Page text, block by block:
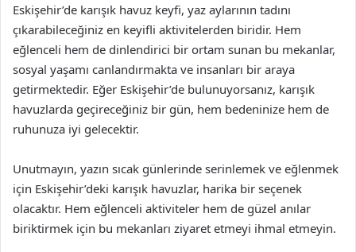
Eskişehir’de karışık havuz keyfi, yaz aylarının tadını
çıkarabileceğiniz en keyifli aktivitelerden biridir. Hem
eğlenceli hem de dinlendirici bir ortam sunan bu mekanlar,
sosyal yaşamı canlandırmakta ve insanları bir araya
getirmektedir. Eğer Eskişehir’de bulunuyorsanız, karışık
havuzlarda geçireceğiniz bir gün, hem bedeninize hem de
ruhunuza iyi gelecektir.
Unutmayın, yazın sıcak günlerinde serinlemek ve eğlenmek
için Eskişehir’deki karışık havuzlar, harika bir seçenek
olacaktır. Hem eğlenceli aktiviteler hem de güzel anılar
biriktirmek için bu mekanları ziyaret etmeyi ihmal etmeyin.